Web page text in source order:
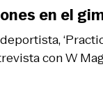
con W
en el